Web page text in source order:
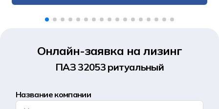
Онлайн-заявка на лизинг
ПАЗ 32053 ритуальный
Название компании